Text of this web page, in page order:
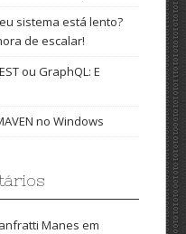
sistema está lento?
de escalar!
ou GraphQL: E
no Windows
Manes em